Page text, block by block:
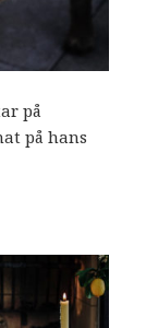
på
på hans